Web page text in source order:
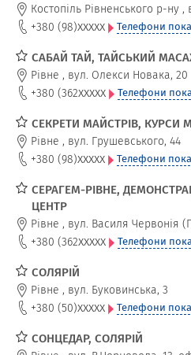
Костопіль Рівненського р-ну ,
+380 (98)xxxxx Телефони
САБАЙ ТАЙ, ТАЙСЬКИЙ
Рівне , вул. Олекси Новака, 20
+380 (362xxxxx Телефони
СЕКРЕТИ МАЙСТРІВ, КУРСИ
Рівне , вул. Грушевського, 44
+380 (98)xxxxx Телефони
СЕРАГЕМ-РІВНЕ,
ЦЕНТР
Рівне , вул. Василя Червонія
+380 (362xxxxx Телефони
СОЛЯРІЙ
Рівне , вул. Буковинська, 3
+380 (50)xxxxx Телефони
СОНЦЕДАР, СОЛЯРІЙ